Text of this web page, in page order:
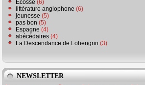
Ecosse (6)
littérature anglophone (6)
jeunesse (5)
pas bon (5)
Espagne (4)
abécédaires (4)
La Descendance de Lohengrin (3)
NEWSLETTER